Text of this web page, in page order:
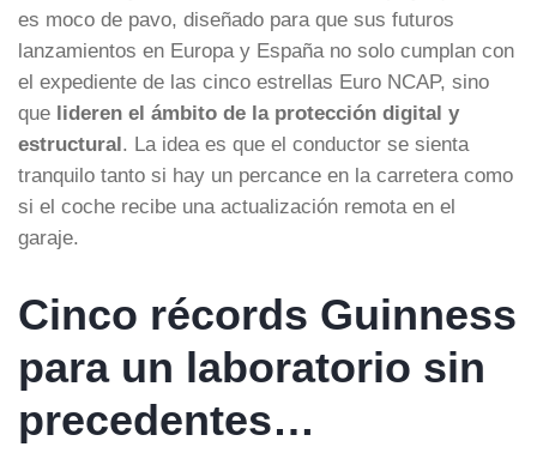
es moco de pavo, diseñado para que sus futuros
lanzamientos en Europa y España no solo cumplan con
el expediente de las cinco estrellas Euro NCAP, sino
que lideren el ámbito de la protección digital y
estructural. La idea es que el conductor se sienta
tranquilo tanto si hay un percance en la carretera como
si el coche recibe una actualización remota en el
garaje.
Cinco récords Guinness
para un laboratorio sin
precedentes…